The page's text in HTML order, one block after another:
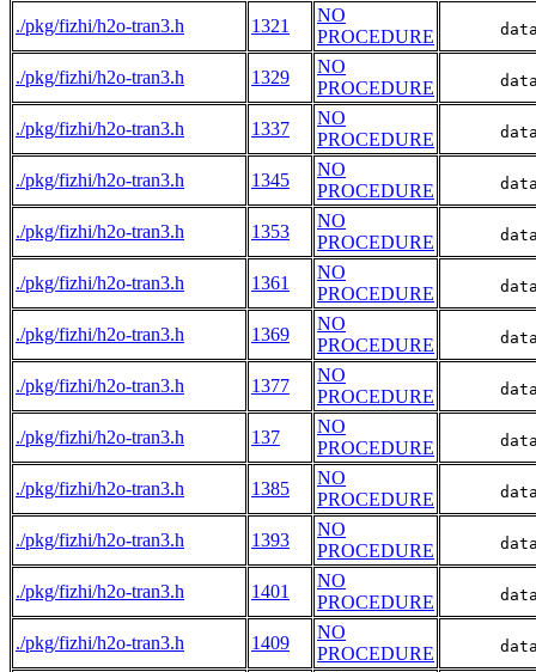
./pkg/fizhi/h2o-tran3.h 1321
NO
PROCEDURE
./pkg/fizhi/h2o-tran3.h 1329
NO
PROCEDURE
./pkg/fizhi/h2o-tran3.h 1337
NO
PROCEDURE
./pkg/fizhi/h2o-tran3.h 1345
NO
PROCEDURE
./pkg/fizhi/h2o-tran3.h 1353
NO
PROCEDURE
./pkg/fizhi/h2o-tran3.h 1361
NO
PROCEDURE
./pkg/fizhi/h2o-tran3.h 1369
NO
PROCEDURE
./pkg/fizhi/h2o-tran3.h 1377
NO
PROCEDURE
./pkg/fizhi/h2o-tran3.h 137
NO
PROCEDURE
./pkg/fizhi/h2o-tran3.h 1385
NO
PROCEDURE
./pkg/fizhi/h2o-tran3.h 1393
NO
PROCEDURE
./pkg/fizhi/h2o-tran3.h 1401
NO
PROCEDURE
./pkg/fizhi/h2o-tran3.h 1409
NO
PROCEDURE